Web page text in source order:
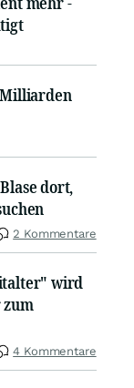
dort,
2 Kommentare
wird
4 Kommentare